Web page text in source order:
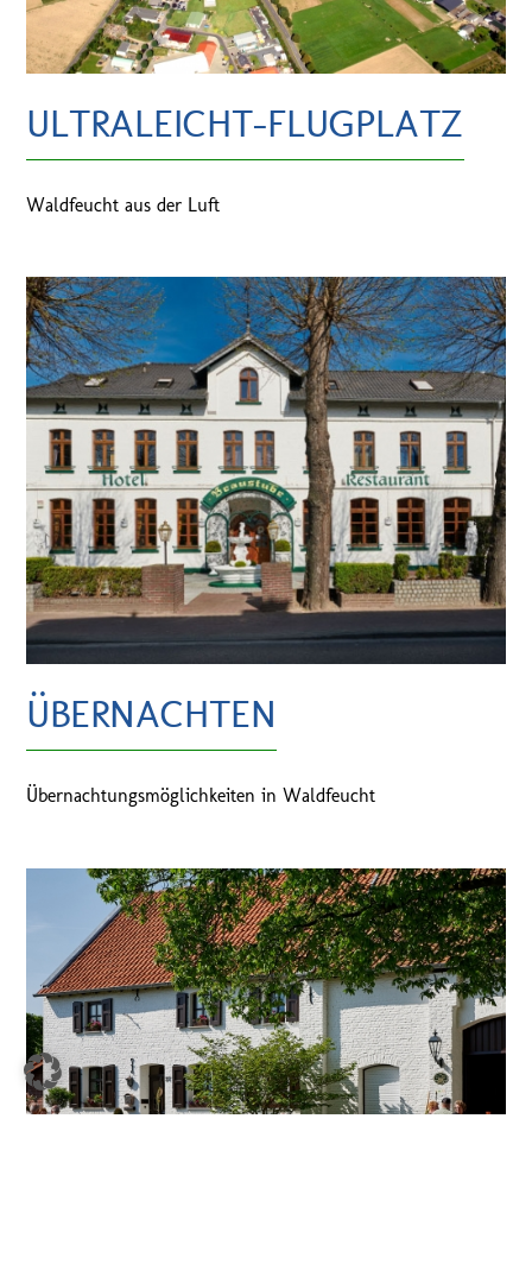
ULTRALEICHT-FLUGPLATZ
Waldfeucht aus der Luft
ÜBERNACHTEN
Übernachtungsmöglichkeiten in Waldfeucht